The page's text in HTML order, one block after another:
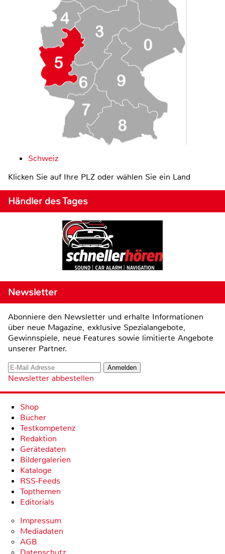
Schweiz
Klicken Sie auf Ihre PLZ oder wählen Sie ein Land
Händler des Tages
Newsletter
Abonniere den Newsletter und erhalte Informationen
über neue Magazine, exklusive Spezialangebote,
Gewinnspiele, neue Features sowie limitierte Angebote
unserer Partner.
Newsletter abbestellen
Shop
Bücher
Testkompetenz
Redaktion
Gerätedaten
Bildergalerien
Kataloge
RSS-Feeds
Topthemen
Editorials
Impressum
Mediadaten
AGB